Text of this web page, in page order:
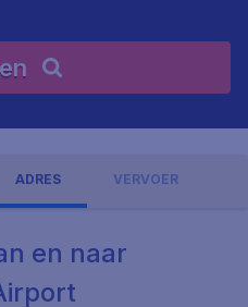
ADRES VERVOER
en naar